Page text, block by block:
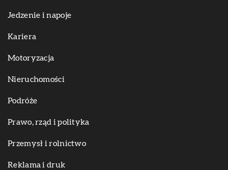
Jedzenie i napoje
Kariera
Motoryzacja
Nieruchomości
Podróże
Prawo, rząd i polityka
Przemysł i rolnictwo
Reklama i druk